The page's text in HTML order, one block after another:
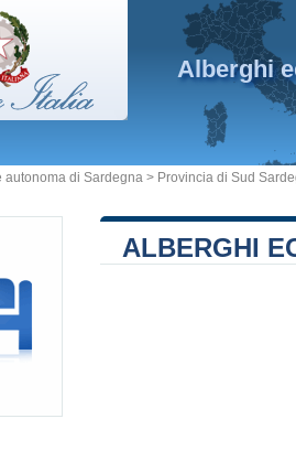
Alberghi
autonoma di Sardegna > Provincia di Sud
ALBERGHI